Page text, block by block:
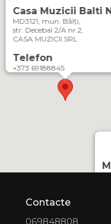
Casa Muzicii Balti
MD3121, mun. Bălți,
str. Decebal 2/A nr.2,
CASA MUZICII SRL
Telefon
+373 69188845
Contacte
069848808